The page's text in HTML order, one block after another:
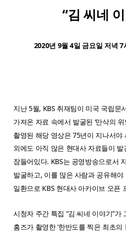
“김 씨네
2020년 9월 4일 금요일 저녁
지난 5월, KBS 취재팀이 미국 국립문
가져온 자료 속에서 발굴된 ‘만삭의
촬영된 해당 영상은 75년이 지나서야
외에도 아직 많은 현대사 자료들이
잠들어있다. KBS는 공영방송으로서
발굴하고, 이를 많은 사람과 공유해
일환으로 KBS 현대사 아카이브 오픈
시청자 주간 특집 “김 씨네 이야기”가
홈즈가 촬영한 ‘한반도를 찍은 최초의